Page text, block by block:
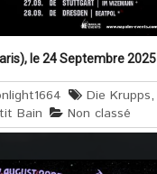
le 24 Septembre 2025
Die Krupps,
Bain Non classé